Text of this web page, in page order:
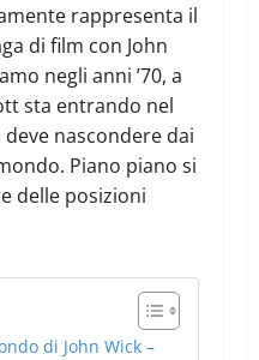
rappresenta il
di film con John
negli anni ’70, a
sta entrando nel
nascondere dai
Piano piano si
delle posizioni
di John Wick –